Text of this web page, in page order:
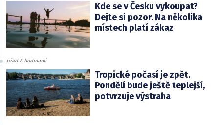
Kde se v Česku vykoupat?
Dejte si pozor. Na několika
místech platí zákaz
před 6 hodinami
Tropické počasí je zpět.
Pondělí bude ještě teplejší,
potvrzuje výstraha